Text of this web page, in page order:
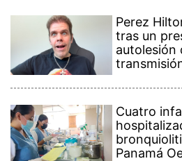
Perez
tras un
autolesión
Cuatro
Panamá